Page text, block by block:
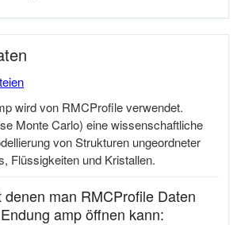
wird von RMCProfile verwendet.
Monte Carlo) eine wissenschaftliche
von Strukturen ungeordneter
Flüssigkeiten und Kristallen.
man RMCProfile Daten
amp öffnen kann: